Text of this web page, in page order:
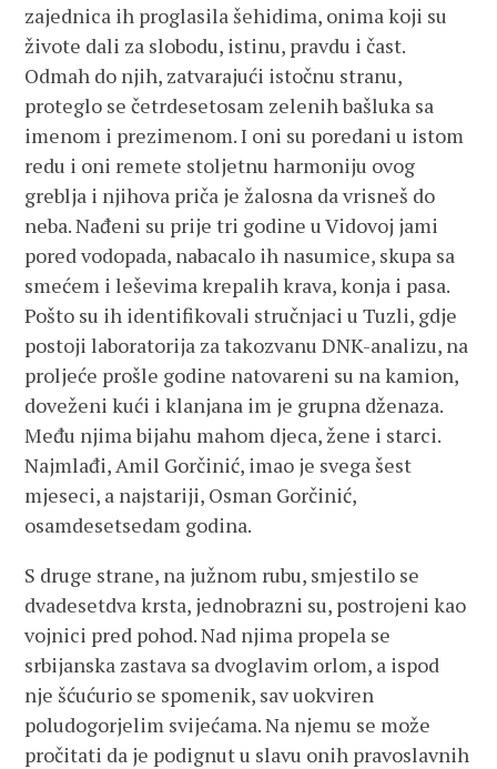
zajednica ih proglasila šehidima, onima koji su
živote dali za slobodu, istinu, pravdu i čast.
Odmah do njih, zatvarajući istočnu stranu,
proteglo se četrdesetosam zelenih bašluka sa
imenom i prezimenom. I oni su poredani u istom
redu i oni remete stoljetnu harmoniju ovog
greblja i njihova priča je žalosna da vrisneš do
neba. Nađeni su prije tri godine u Vidovoj jami
pored vodopada, nabacalo ih nasumice, skupa sa
smećem i leševima krepalih krava, konja i pasa.
Pošto su ih identifikovali stručnjaci u Tuzli, gdje
postoji laboratorija za takozvanu DNK-analizu, na
proljeće prošle godine natovareni su na kamion,
doveženi kući i klanjana im je grupna dženaza.
Među njima bijahu mahom djeca, žene i starci.
Najmlađi, Amil Gorčinić, imao je svega šest
mjeseci, a najstariji, Osman Gorčinić,
osamdesetsedam godina.
S druge strane, na južnom rubu, smjestilo se
dvadesetdva krsta, jednobrazni su, postrojeni kao
vojnici pred pohod. Nad njima propela se
srbijanska zastava sa dvoglavim orlom, a ispod
nje šćućurio se spomenik, sav uokviren
poludogorjelim svijećama. Na njemu se može
pročitati da je podignut u slavu onih pravoslavnih